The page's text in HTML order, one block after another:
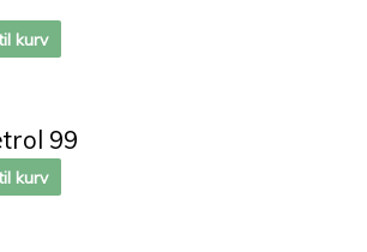
kurv
99
kurv